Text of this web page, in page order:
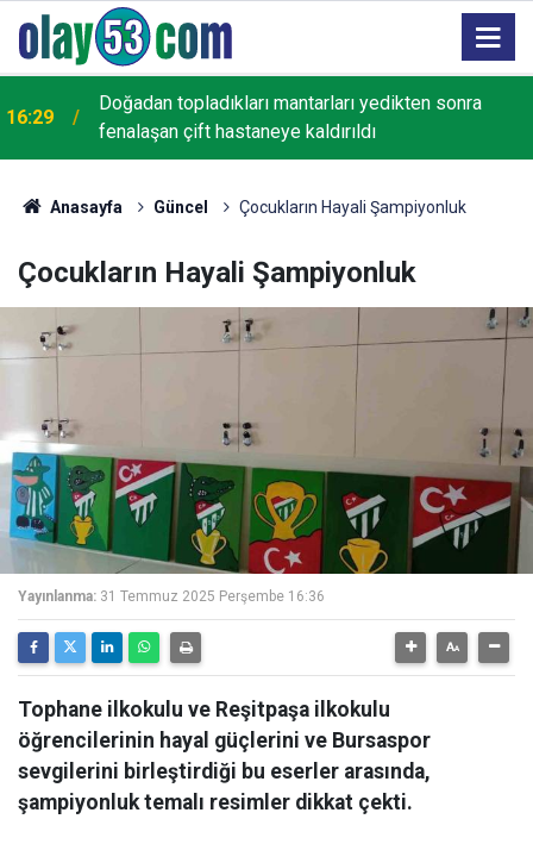
16:29
Doğadan topladıkları mantarları yedikten sonra
fenalaşan çift hastaneye kaldırıldı
Anasayfa Güncel Çocukların Hayali Şampiyonluk
Çocukların Hayali Şampiyonluk
Yayınlanma: 31 Temmuz 2025 Perşembe 16:36
Tophane ilkokulu ve Reşitpaşa ilkokulu
öğrencilerinin hayal güçlerini ve Bursaspor
sevgilerini birleştirdiği bu eserler arasında,
şampiyonluk temalı resimler dikkat çekti.